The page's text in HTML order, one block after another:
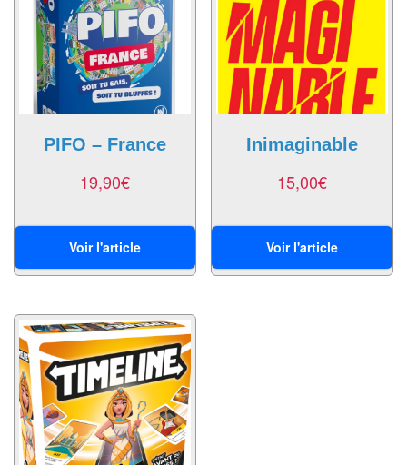
Echiquiers
muraux/Plein
air
Pendules
Echiquier
aveugles
Logiciels
en
anglais
Livres
en
français
PIFO – France
19,90€
Voir l'article
Inimaginable
15,00€
Voir l'article